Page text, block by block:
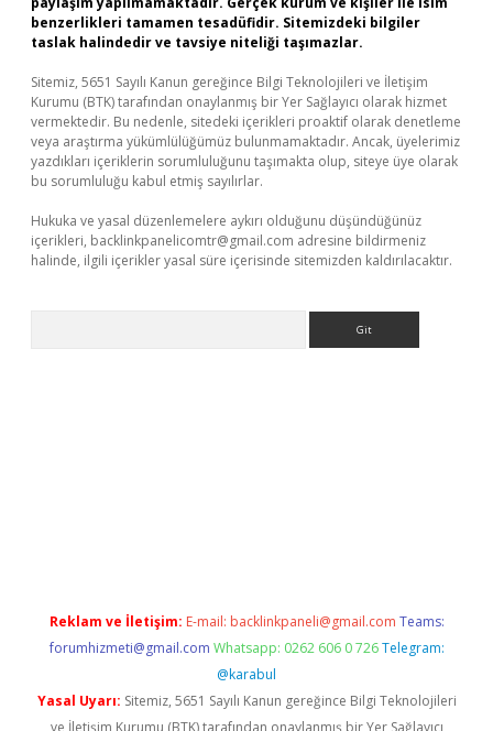
benzerlikleri tamamen tesadüfidir. Sitemizdeki bilgiler
taslak halindedir ve tavsiye niteliği taşımazlar.
Sitemiz, 5651 Sayılı Kanun gereğince Bilgi Teknolojileri ve İletişim
Kurumu (BTK) tarafından onaylanmış bir Yer Sağlayıcı olarak hizmet
vermektedir. Bu nedenle, sitedeki içerikleri proaktif olarak denetleme
veya araştırma yükümlülüğümüz bulunmamaktadır. Ancak, üyelerimiz
yazdıkları içeriklerin sorumluluğunu taşımakta olup, siteye üye olarak
bu sorumluluğu kabul etmiş sayılırlar.
Hukuka ve yasal düzenlemelere aykırı olduğunu düşündüğünüz
içerikleri, backlinkpanelicomtr@gmail.com adresine bildirmeniz
halinde, ilgili içerikler yasal süre içerisinde sitemizden kaldırılacaktır.
Reklam ve İletişim: E-mail: backlinkpaneli@gmail.com Teams:
forumhizmeti@gmail.com Whatsapp: 0262 606 0 726 Telegram:
@karabul
Yasal Uyarı: Sitemiz, 5651 Sayılı Kanun gereğince Bilgi Teknolojileri
ve İletişim Kurumu (BTK) tarafından onaylanmış bir Yer Sağlayıcı